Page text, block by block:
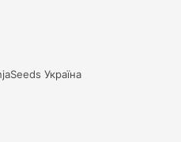
Україна